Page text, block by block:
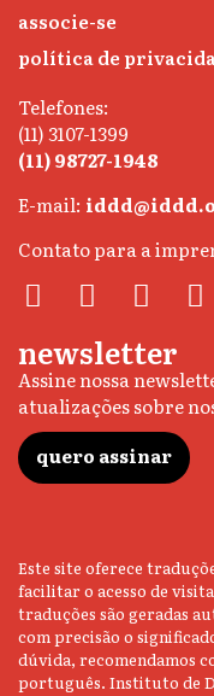
associe-se
política de
Telefones:
(11) 3107-1399
(11) 98727-1948
E-mail:
Contato para a
newsletter
Assine nossa
atualizações sobre
quero assinar
Este site oferece
facilitar o acesso de
traduções são geradas
com precisão o
dúvida, recomendamos
português. Instituto de